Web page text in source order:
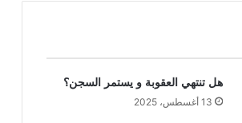
هل تنتهي العقوبة و يستمر السجن؟
13 أغسطس، 2025